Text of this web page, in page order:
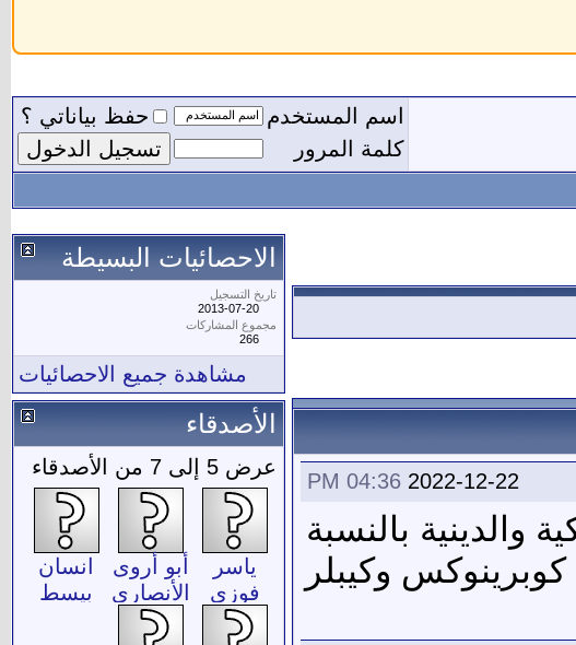
اسم المستخدم
حفظ بياناتي ؟
كلمة المرور
2022-12-22
04:36 PM
والدينية بالنسبة
وكيبلر
الاحصائيات البسيطة
تاريخ التسجيل
2013-07-20
مجموع المشاركات
266
مشاهدة جميع الاحصائيات
الأصدقاء
عرض 5 إلى 7 من الأصدقاء
ياسر
فوزى
أبو أروى
الأنصاري
انسان
بيسط